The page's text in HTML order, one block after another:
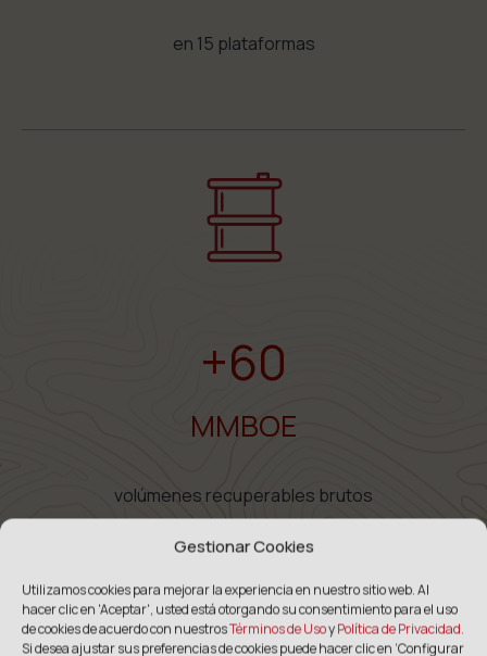
Gestionar Cookies
Utilizamos cookies para mejorar la experiencia en nuestro sitio web. Al
hacer clic en 'Aceptar', usted está otorgando su consentimiento para el uso
de cookies de acuerdo con nuestrosTérminos de UsoyPolítica de Privacidad.
Si desea ajustar sus preferencias de cookies puede hacer clic en ‘Configurar
en 15 plataformas
+60
MMBOE
volúmenes recuperables brutos